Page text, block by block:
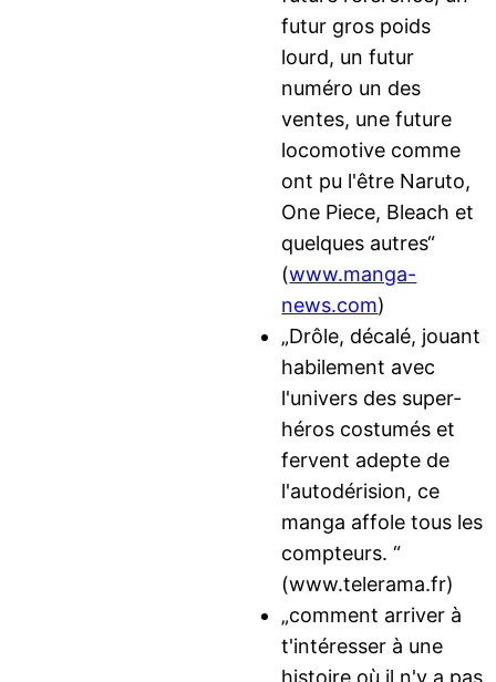
futur gros poids
lourd, un futur
numéro un des
ventes, une future
locomotive comme
ont pu l'être Naruto,
One Piece, Bleach et
quelques autres“
(www.manga-
news.com)
„Drôle, décalé, jouant
habilement avec
l'univers des super-
héros costumés et
fervent adepte de
l'autodérision, ce
manga affole tous les
compteurs. “
(www.telerama.fr)
„comment arriver à
t'intéresser à une
histoire où il n'y a pas